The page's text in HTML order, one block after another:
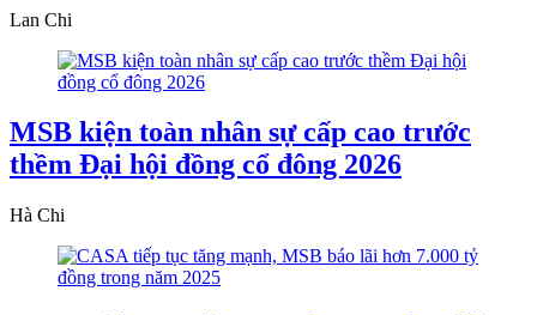
Lan Chi
MSB kiện toàn nhân sự cấp cao trước
thềm Đại hội đồng cổ đông 2026
Hà Chi